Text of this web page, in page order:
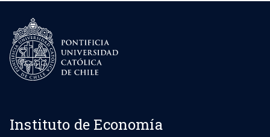
Instituto de Economía